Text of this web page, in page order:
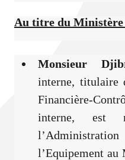
Au titre du Ministère
Monsieur
interne, titulaire
Financière-
interne, est
l’Equipement au